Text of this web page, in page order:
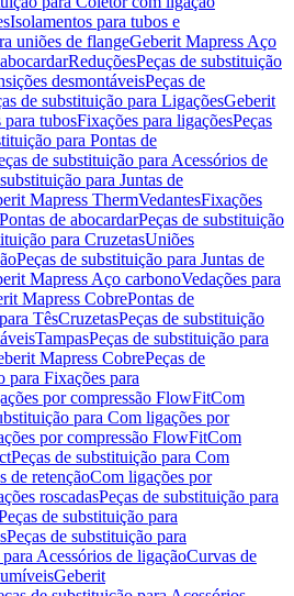
Isolamentos para tubos e
uniões de flangeGeberit Mapress Aço
ReduçõesPeças de substituição
desmontáveisPeças de
de substituição para LigaçõesGeberit
para tubosFixações para ligaçõesPeças
para Pontas de
de substituição para Acessórios de
para Juntas de
Mapress ThermVedantesFixações
Pontas de abocardarPeças de substituição
para CruzetasUniões
Peças de substituição para Juntas de
Mapress Aço carbonoVedações para
Mapress CobrePontas de
TêsCruzetasPeças de substituição
TampasPeças de substituição para
Mapress CobrePeças de
para Fixações para
por compressão FlowFitCom
para Com ligações por
por compressão FlowFitCom
Peças de substituição para Com
de retençãoCom ligações por
roscadasPeças de substituição para
de substituição para
Peças de substituição para
Acessórios de ligaçãoCurvas de
Geberit